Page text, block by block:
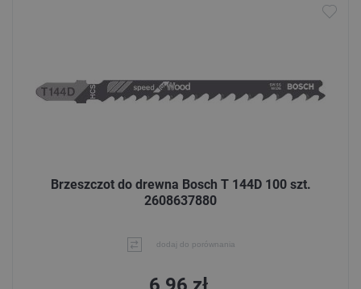
Brzeszczot do drewna Bosch T 144D 100 szt.
2608637880
dodaj do porównania